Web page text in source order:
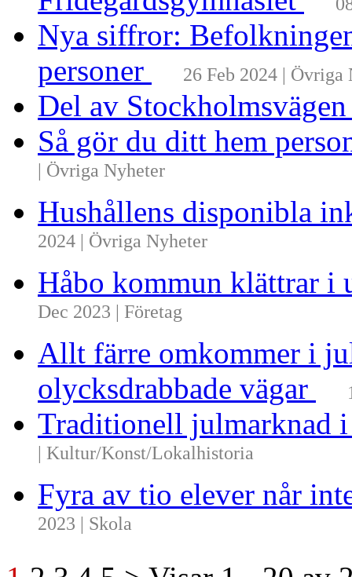
Nya siffror:
personer
26 Feb 2024 | Övriga
Del av
Så gör du ditt hem
| Övriga Nyheter
Hushållens disponibla
2024 | Övriga Nyheter
Håbo kommun klättrar i
Dec 2023 | Företag
Allt färre omkommer i
olycksdrabbade vägar
Traditionell julmarknad
| Kultur/Konst/Lokalhistoria
Fyra av tio elever når
2023 | Skola